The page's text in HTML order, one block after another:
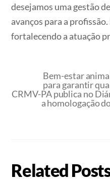
desejamos uma gestão
avanços para a
fortalecendo a atuação
Bem-estar
para garantir
CRMV-PA publica no
a homologação
Related